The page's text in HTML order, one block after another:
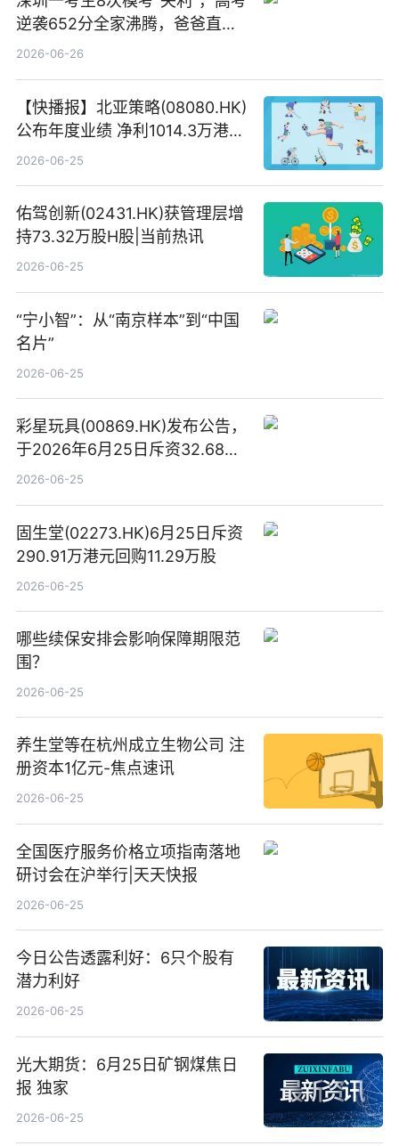
逆袭652分全家沸腾，爸爸直呼
“没查错吧” 焦点简讯
2026-06-26
【快播报】北亚策略(08080.HK)
公布年度业绩 净利1014.3万港元
同比扭亏为盈
2026-06-25
佑驾创新(02431.HK)获管理层增
持73.32万股H股|当前热讯
2026-06-25
“宁小智”：从“南京样本”到“中国
名片”
2026-06-25
彩星玩具(00869.HK)发布公告，
于2026年6月25日斥资32.68万
港元回购68.4万股|焦点速讯
2026-06-25
固生堂(02273.HK)6月25日斥资
290.91万港元回购11.29万股
2026-06-25
哪些续保安排会影响保障期限范
围？
2026-06-25
养生堂等在杭州成立生物公司 注
册资本1亿元-焦点速讯
2026-06-25
全国医疗服务价格立项指南落地
研讨会在沪举行|天天快报
2026-06-25
今日公告透露利好：6只个股有
潜力利好
2026-06-25
光大期货：6月25日矿钢煤焦日
报 独家
2026-06-25